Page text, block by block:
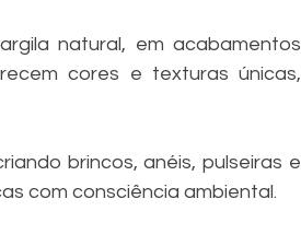
natural, em acabamentos
cores e texturas únicas,
brincos, anéis, pulseiras e
com consciência ambiental.